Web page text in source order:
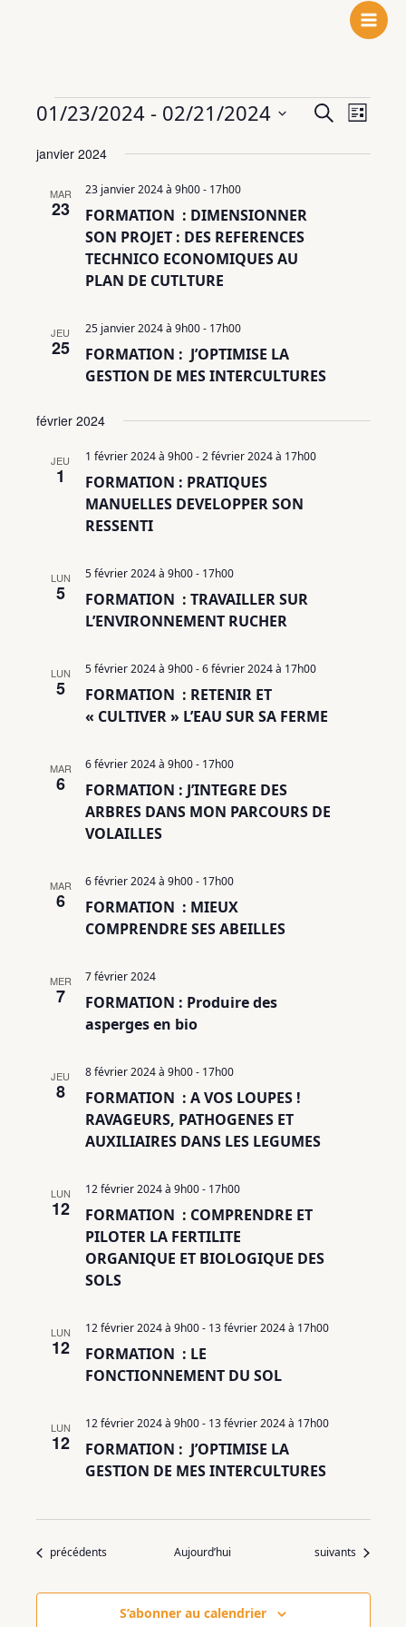
Évènements
Recherche
navigation
Recherche
vues
Liste
01/23/2024 - 02/21/2024
une
janvier 2024
MAR
23
FORMATION : DIMENSIONNER
SON PROJET : DES REFERENCES
TECHNICO ECONOMIQUES AU
PLAN DE CUTLTURE
23 janvier 2024 à 9h00- 17h00
JEU
25
FORMATION : J’OPTIMISE LA
GESTION DE MES INTERCULTURES
25 janvier 2024 à 9h00- 17h00
février 2024
JEU
1
FORMATION : PRATIQUES
MANUELLES DEVELOPPER SON
RESSENTI
1 février 2024 à 9h00-2 février 2024 à 17h00
LUN
5
FORMATION : TRAVAILLER SUR
L’ENVIRONNEMENT RUCHER
5 février 2024 à 9h00- 17h00
LUN
5
FORMATION : RETENIR ET
« CULTIVER » L’EAU SUR SA FERME
5 février 2024 à 9h00-6 février 2024 à 17h00
MAR
6
FORMATION : J’INTEGRE DES
ARBRES DANS MON PARCOURS DE
VOLAILLES
6 février 2024 à 9h00- 17h00
MAR
6
FORMATION : MIEUX
COMPRENDRE SES ABEILLES
6 février 2024 à 9h00- 17h00
MER
7
FORMATION : Produire des
asperges en bio
7 février 2024
JEU
8
FORMATION : A VOS LOUPES !
RAVAGEURS, PATHOGENES ET
AUXILIAIRES DANS LES LEGUMES
8 février 2024 à 9h00- 17h00
LUN
12
FORMATION : COMPRENDRE ET
PILOTER LA FERTILITE
ORGANIQUE ET BIOLOGIQUE DES
SOLS
12 février 2024 à 9h00- 17h00
LUN
12
FORMATION : LE
FONCTIONNEMENT DU SOL
12 février 2024 à 9h00- 13 février 2024 à 17h00
LUN
12
FORMATION : J’OPTIMISE LA
GESTION DE MES INTERCULTURES
12 février 2024 à 9h00- 13 février 2024 à 17h00
Évènements
précédents Aujourd’hui Évènements
suivants
S’abonner au calendrier
e
i
s
t
a
b
o
k
e
d
n